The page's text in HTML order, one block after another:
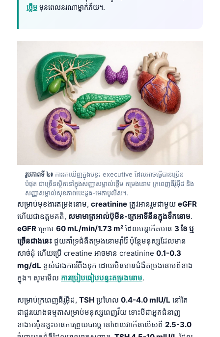
ថ្លើម មុនពេលនរណាម្នាក់ភ័យ។.
រូបភាពទី ៤៖ ការរកឃើញក្នុងបន្ទះ executive ដែលអាចធ្វើបានច្រើន
បំផុត ជាច្រើនស្ថិតនៅក្នុងសញ្ញាសម្គាល់ថ្លើម តម្រងនោម ក្រពេញធីរ៉ូអ៊ីដ និង
សញ្ញាសម្គាល់សុខភាពបេះដូង-មេតាបូលីស។.
សម្រាប់មុខងារតម្រងនោម, creatinine ត្រូវអានរួមជាមួយ eGFR
ហើយជាឧត្តមគតិ, សមាមាត្រ​អាល់ប៊ុមីន-ក្រេអាទីនីន​ក្នុងទឹកនោម.
eGFR ក្រោម 60 mL/min/1.73 m² ដែលបន្តកើតមាន 3 ខែ ឬ
ច្រើនជាងនេះ ជួយគាំទ្រជំងឺតម្រងនោមរ៉ាំរ៉ៃ ប៉ុន្តែមនុស្សដែលមាន
សាច់ដុំ ហើយប្រើ creatine អាចមាន creatinine 0.1-0.3
mg/dL ខ្ពស់ជាងការរំពឹងទុក ដោយមិនមានជំងឺតម្រងនោមពីខាង
ក្នុង។ សូមមើល ការប្រៀបធៀបបន្ទះតម្រងនោម.
សម្រាប់ក្រពេញធីរ៉ូអ៊ីដ, TSH ប្រហែល 0.4-4.0 mIU/L នៅតែ
ជាជួរយោងធម្មតាសម្រាប់មនុស្សពេញវ័យ ទោះបីជាអ្នកជំនាញ
ខាងអរម៉ូនខ្លះមានការព្រួយបារម្ភ នៅពេលវាកើនលើសពី 2.5-3.0